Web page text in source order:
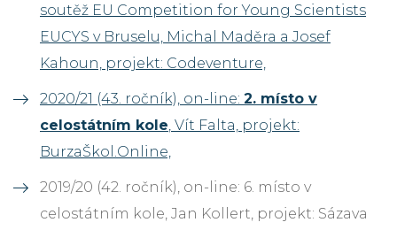
soutěž EU Competition for Young Scientists
EUCYS v Bruselu, Michal Maděra a Josef
Kahoun, projekt: Codeventure,
2020/21 (43. ročník), on-line: 2. místo v
celostátním kole , Vít Falta, projekt:
BurzaŠkol.Online,
2019/20 (42. ročník), on-line: 6. místo v
celostátním kole, Jan Kollert, projekt: Sázava